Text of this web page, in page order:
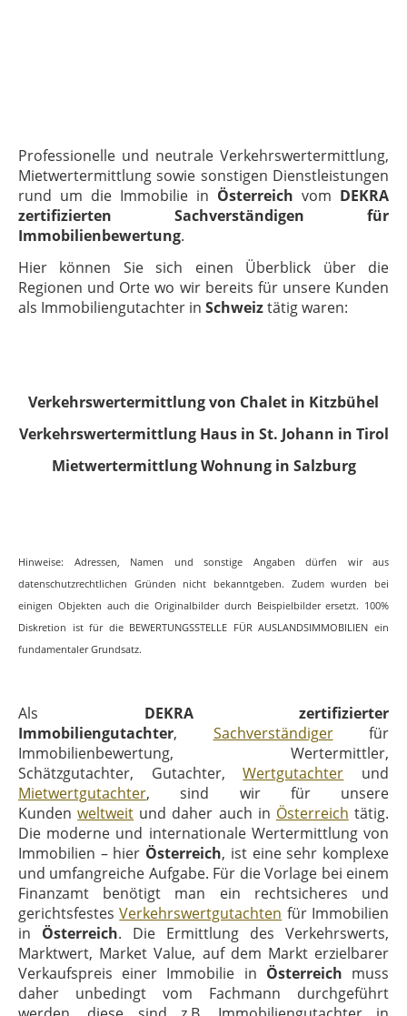
Professionelle und neutrale Verkehrswertermittlung,
Mietwertermittlung sowie sonstigen Dienstleistungen
rund um die Immobilie in Österreich vom DEKRA
zertifizierten Sachverständigen für
Immobilienbewertung.
Hier können Sie sich einen Überblick über die
Regionen und Orte wo wir bereits für unsere Kunden
als Immobiliengutachter in Schweiztätig waren:
Verkehrswertermittlung von Chalet in Kitzbühel
Verkehrswertermittlung Haus in St. Johann in Tirol
Mietwertermittlung Wohnung in Salzburg
Hinweise: Adressen, Namen und sonstige Angaben dürfen wir aus
datenschutzrechtlichen Gründen nicht bekanntgeben. Zudem wurden bei
einigen Objekten auch die Originalbilder durch Beispielbilder ersetzt. 100%
Diskretion ist für die BEWERTUNGSSTELLE FÜR AUSLANDSIMMOBILIEN ein
fundamentaler Grundsatz.
Als DEKRA zertifizierter
Immobiliengutachter, Sachverständigerfür
Immobilienbewertung, Wertermittler,
Schätzgutachter, Gutachter,Wertgutachter und
Mietwertgutachter, sind wir für unsere
Kundenweltweit und daher auch in Österreich tätig.
Die moderne und internationale Wertermittlung von
Immobilien – hier Österreich, ist eine sehr komplexe
und umfangreiche Aufgabe. Für die Vorlage bei einem
Finanzamt benötigt man ein rechtsicheres und
gerichtsfestesVerkehrswertgutachten für Immobilien
in Österreich. Die Ermittlung des Verkehrswerts,
Marktwert, Market Value, auf dem Markt erzielbarer
Verkaufspreis einer Immobilie in Österreich muss
daher unbedingt vom Fachmann durchgeführt